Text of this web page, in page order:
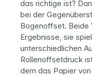
das richtige ist?
bei der
Bogenoffset. Beide
Ergebnisse, sie
unterschiedlichen
Rollenoffsetdruck
dem das Papier